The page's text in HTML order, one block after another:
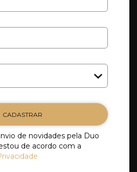
CADASTRAR
de novidades pela Duo
de acordo com a